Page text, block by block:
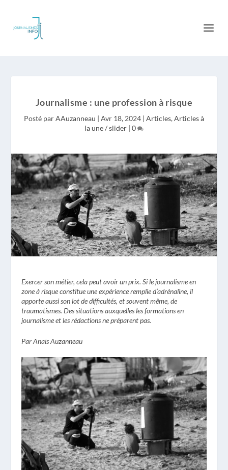
Journalisme : une profession à risque
Posté parAAuzanneau | Avr 18, 2024 | Articles,Articles à
la une / slider | 0
Exercer son métier, cela peut avoir un prix. Si le journalisme en
zone à risque constitue une expérience remplie d’adrénaline, il
apporte aussi son lot de difficultés, et souvent même, de
traumatismes. Des situations auxquelles les formations en
journalisme et les rédactions ne préparent pas.
Par Anaïs Auzanneau